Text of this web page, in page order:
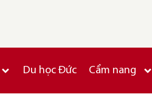
Du học Đức Cẩm nang